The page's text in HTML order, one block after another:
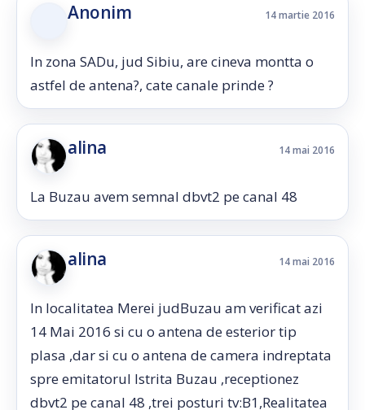
Anonim 14 martie 2016
In zona SADu, jud Sibiu, are cineva montta o
astfel de antena?, cate canale prinde ?
alina 14 mai 2016
La Buzau avem semnal dbvt2 pe canal 48
alina 14 mai 2016
In localitatea Merei judBuzau am verificat azi
14 Mai 2016 si cu o antena de esterior tip
plasa ,dar si cu o antena de camera indreptata
spre emitatorul Istrita Buzau ,receptionez
dbvt2 pe canal 48 ,trei posturi tv:B1,Realitatea